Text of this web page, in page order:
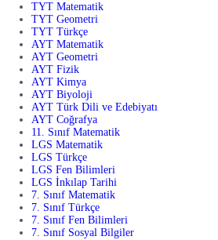
TYT Matematik
TYT Geometri
TYT Türkçe
AYT Matematik
AYT Geometri
AYT Fizik
AYT Kimya
AYT Biyoloji
AYT Türk Dili ve Edebiyatı
AYT Coğrafya
11. Sınıf Matematik
LGS Matematik
LGS Türkçe
LGS Fen Bilimleri
LGS İnkılap Tarihi
7. Sınıf Matematik
7. Sınıf Türkçe
7. Sınıf Fen Bilimleri
7. Sınıf Sosyal Bilgiler